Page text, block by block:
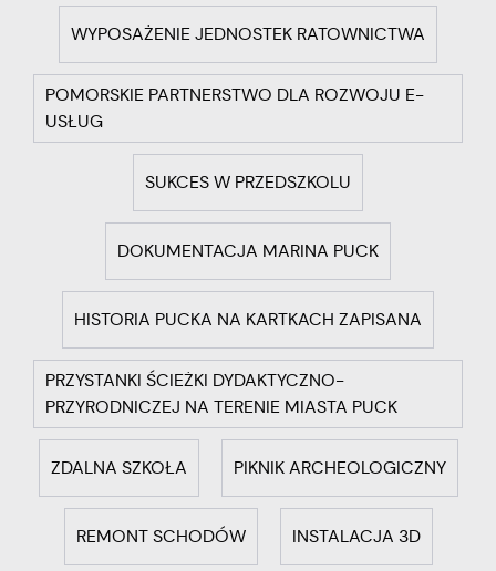
WYPOSAŻENIE JEDNOSTEK RATOWNICTWA
POMORSKIE PARTNERSTWO DLA ROZWOJU E-
USŁUG
SUKCES W PRZEDSZKOLU
DOKUMENTACJA MARINA PUCK
HISTORIA PUCKA NA KARTKACH ZAPISANA
PRZYSTANKI ŚCIEŻKI DYDAKTYCZNO-
PRZYRODNICZEJ NA TERENIE MIASTA PUCK
ZDALNA SZKOŁA PIKNIK ARCHEOLOGICZNY
REMONT SCHODÓW INSTALACJA 3D